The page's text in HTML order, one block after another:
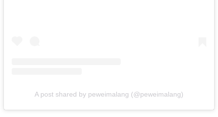
A post shared by peweimalang (@peweimalang)